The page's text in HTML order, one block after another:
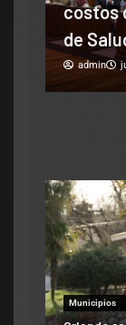
del sistema
Municipios
Municipios